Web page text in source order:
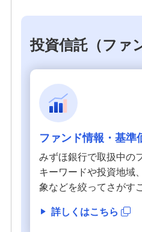
ライフデザイン・ナビゲー
来店予約（ご相談）
資産形成・資産運用セミナー
備える
相続・保険
学ぶ・考える
投資信託（ファ
ファンド情報・基準
みずほ銀行で取扱中の
キーワードや投資地域
象などを絞ってさがす
詳しくはこちら